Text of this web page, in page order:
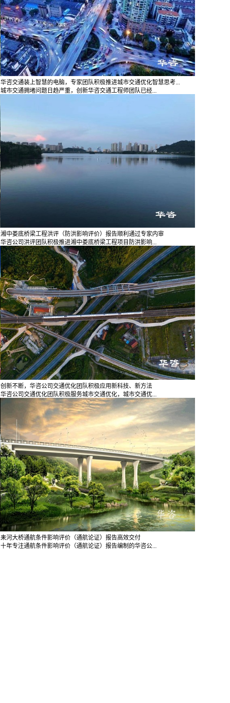
华咨交通装上智慧的电脑，专家团队积极推进城市交通优化智慧思考...
城市交通拥堵问题日趋严重，创新华咨交通工程师团队已经...
湘中娄底桥梁工程洪评（防洪影响评价）报告顺利通过专家内审
华咨公司洪评团队积极推进湘中娄底桥梁工程项目防洪影响...
创新不断，华咨公司交通优化团队积极应用新科技、新方法
华咨公司交通优化团队积极服务城市交通优化，城市交通优...
耒河大桥通航条件影响评价（通航论证）报告高效交付
十年专注通航条件影响评价（通航论证）报告编制的华咨公...